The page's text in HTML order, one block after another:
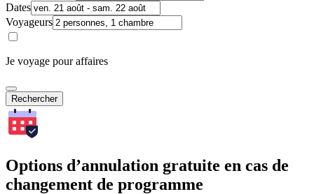
Dates
Voyageurs
Je voyage pour affaires
Rechercher
Options d’annulation gratuite en cas de
changement de programme